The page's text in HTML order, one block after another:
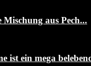
Mischung aus Pech...
ist ein mega